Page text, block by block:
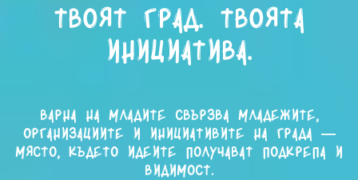
Твоят град. Твоята
инициатива.
Варна на младите свързва младежите,
организациите и инициативите на града —
място, където идеите получават подкрепа и
видимост.